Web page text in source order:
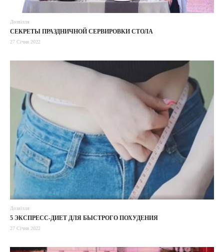
Дозвілля
СЕКРЕТЫ ПРАЗДНИЧНОЙ СЕРВИРОВКИ СТОЛА
27 Січня 2022
Дозвілля
5 ЭКСПРЕСС-ДИЕТ ДЛЯ БЫСТРОГО ПОХУДЕНИЯ
27 Січня 2022